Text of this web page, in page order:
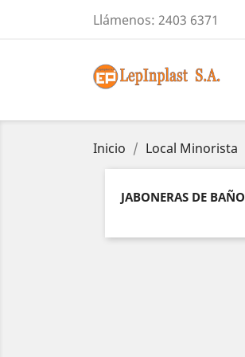
Llámenos: 2403 6371
Inicio Local Minorista
JABONERAS DE BAÑO